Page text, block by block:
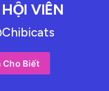
VIÊN
Cho Biết